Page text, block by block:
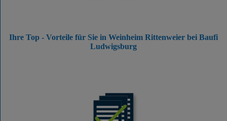
Ihre Top - Vorteile für Sie in Weinheim Rittenweier bei Baufi
Ludwigsburg